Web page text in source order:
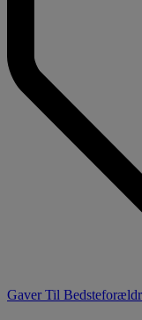
Gaver Til